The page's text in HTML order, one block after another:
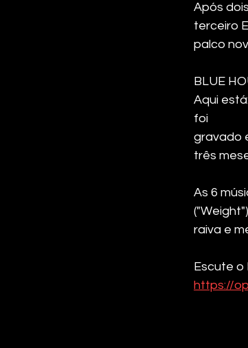
Após
terceiro
palco
BLUE
Aqui
foi
gravado
três
As 6
raiva e
Escute o
https://